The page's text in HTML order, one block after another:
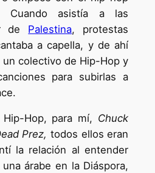
Cuando asistía a las
de Palestina, protestas
a capella, y de ahí
colectivo de Hip-Hop y
para subirlas a
Hop, para mí, Chuck
Prez, todos ellos eran
la relación al entender
árabe en la Diáspora,